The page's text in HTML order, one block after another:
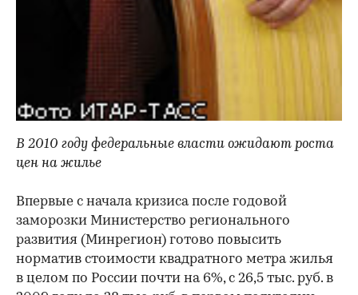
В 2010 году федеральные власти ожидают роста
цен на жилье
Впервые с начала кризиса после годовой
заморозки Министерство регионального
развития (Минрегион) готово повысить
норматив стоимости квадратного метра жилья
в целом по России почти на 6%, c 26,5 тыс. руб. в